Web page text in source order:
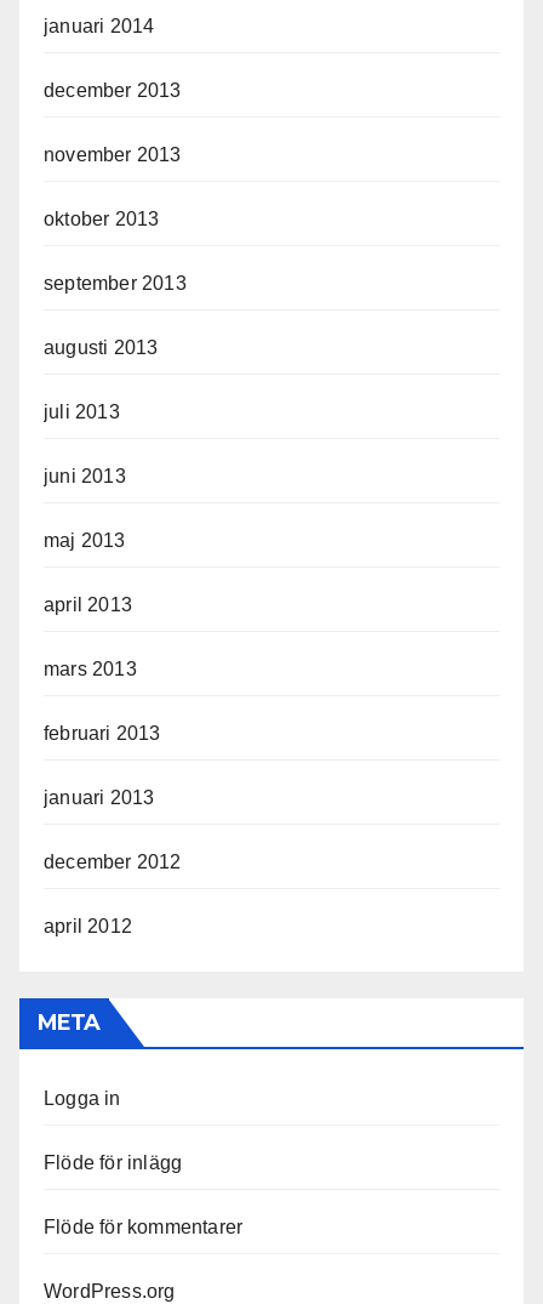
januari 2014
december 2013
november 2013
oktober 2013
september 2013
augusti 2013
juli 2013
juni 2013
maj 2013
april 2013
mars 2013
februari 2013
januari 2013
december 2012
april 2012
META
Logga in
Flöde för inlägg
Flöde för kommentarer
WordPress.org